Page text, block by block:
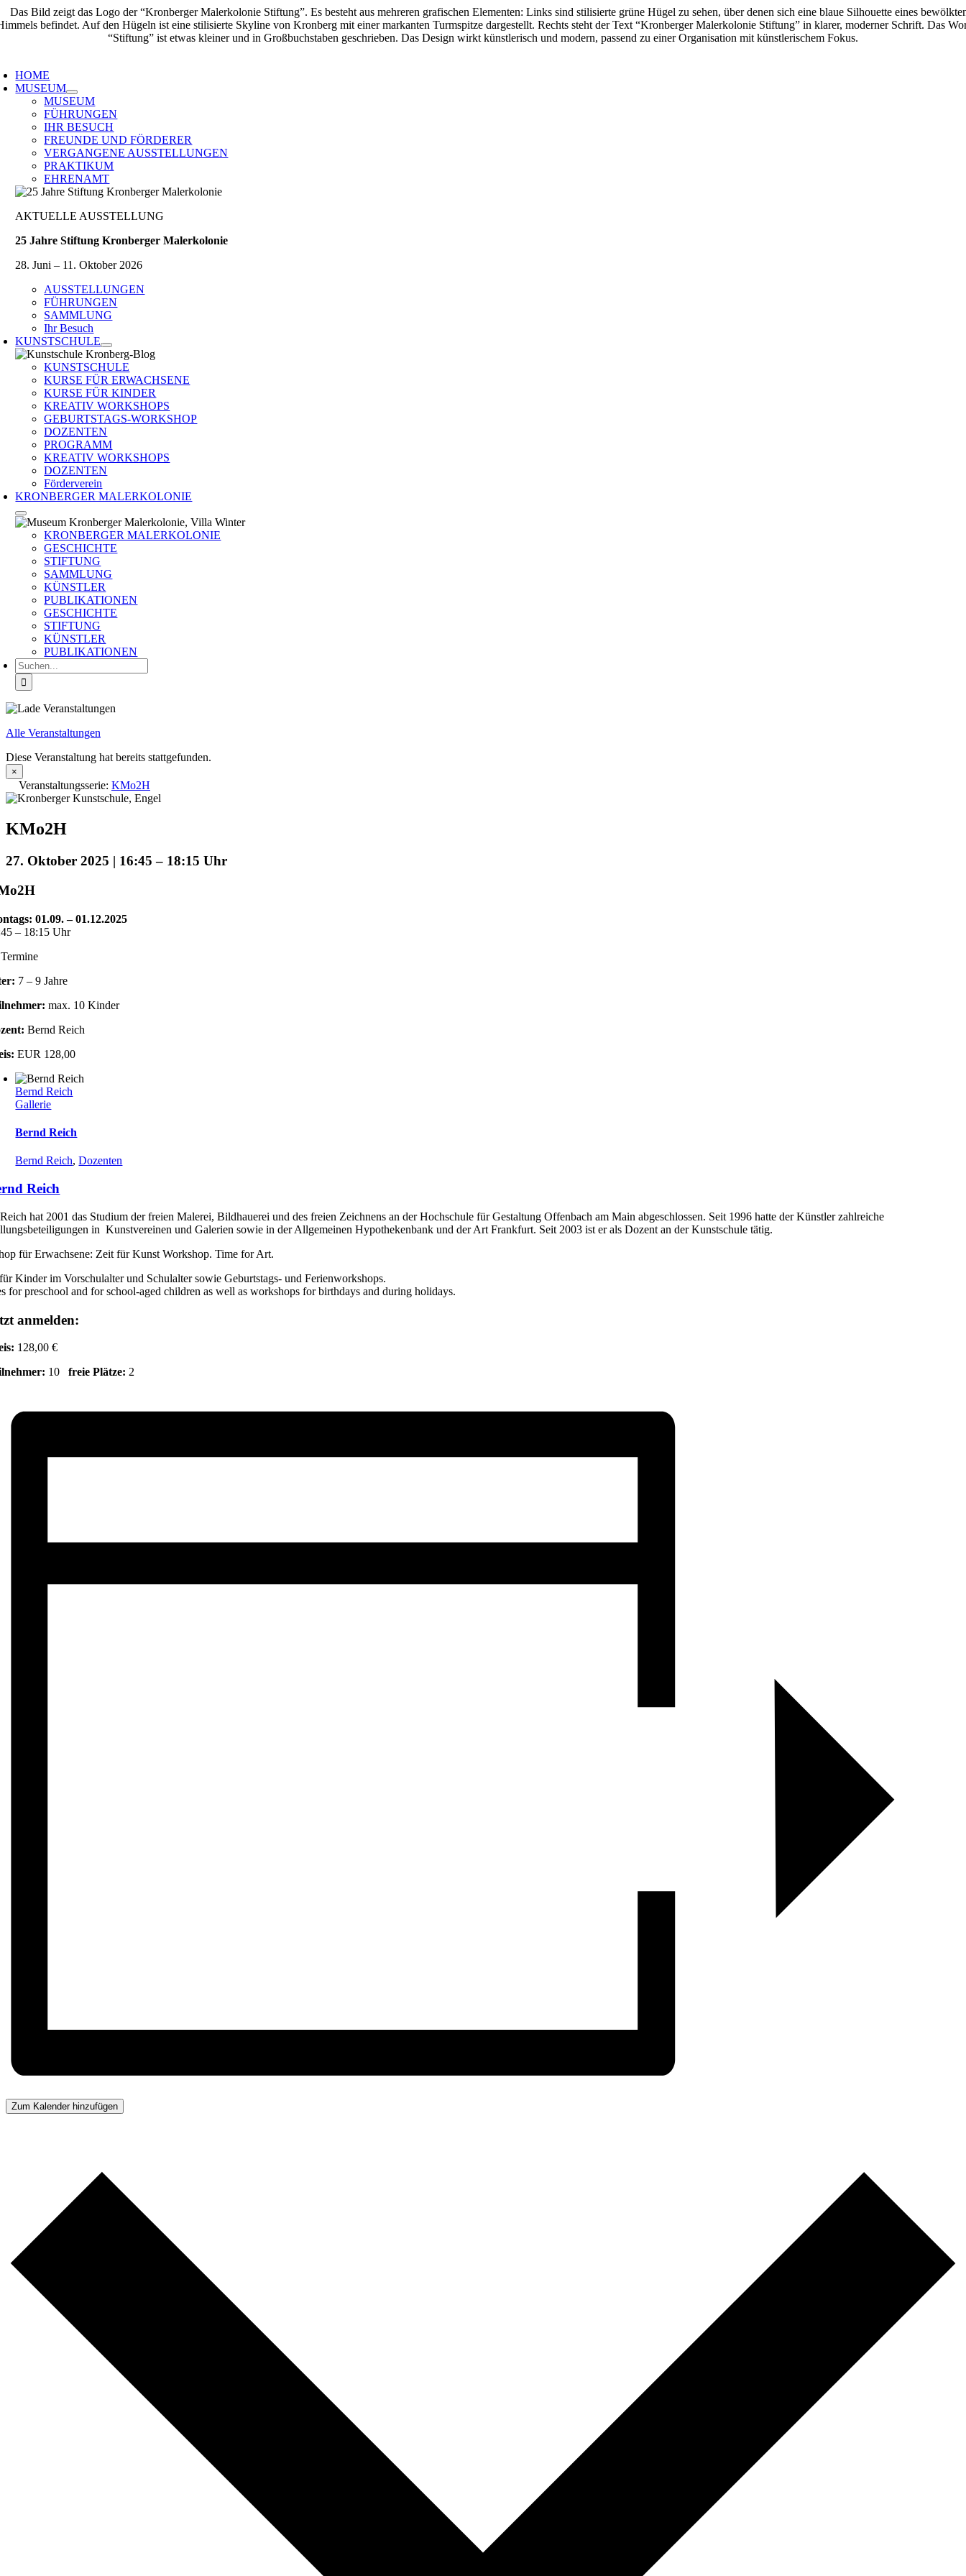
Zum
Inhalt
HOME
MUSEUM
MUSEUM
FÜHRUNGEN
IHR BESUCH
FREUNDE UND FÖRDERER
VERGANGENE AUSSTELLUNGEN
PRAKTIKUM
EHRENAMT
AKTUELLE AUSSTELLUNG
25 Jahre Stiftung Kronberger Malerkolonie
28. Juni – 11. Oktober 2026
AUSSTELLUNGEN
FÜHRUNGEN
SAMMLUNG
Ihr Besuch
KUNSTSCHULE
KUNSTSCHULE
KURSE FÜR ERWACHSENE
KURSE FÜR KINDER
KREATIV WORKSHOPS
GEBURTSTAGS-WORKSHOP
DOZENTEN
PROGRAMM
KREATIV WORKSHOPS
DOZENTEN
Förderverein
KRONBERGER MALERKOLONIE
KRONBERGER MALERKOLONIE
GESCHICHTE
STIFTUNG
SAMMLUNG
KÜNSTLER
PUBLIKATIONEN
GESCHICHTE
STIFTUNG
KÜNSTLER
PUBLIKATIONEN
Suche
nach:
Alle Veranstaltungen
Diese Veranstaltung hat bereits stattgefunden.
×
Veranstaltungsserie: KMo2H
KMo2H
27. Oktober 2025 | 16:45 – 18:15
01.09. – 01.12.2025
– 18:15 Uhr
7 – 9 Jahre
max. 10 Kinder
Bernd Reich
EUR 128,00
Bernd Reich
Gallerie
Bernd Reich
Bernd Reich,Dozenten
Reich
hat 2001 das Studium der freien Malerei, Bildhauerei und des freien Zeichnens an der Hochschule für Gestaltung Offenbach am Main abgeschlossen. Seit 1996 hatte der Künstler zahlreiche
in Kunstvereinen und Galerien sowie in der Allgemeinen Hypothekenbank und der Art Frankfurt. Seit 2003 ist er als Dozent an der Kunstschule tätig.
für Erwachsene: Zeit für Kunst Workshop. Time for Art.
Kinder im Vorschulalter und Schulalter sowie Geburtstags- und Ferienworkshops.
for preschool and for school-aged children as well as workshops for birthdays and during holidays.
anmelden:
128,00 €
10freie Plätze: 2
Zum Kalender hinzufügen